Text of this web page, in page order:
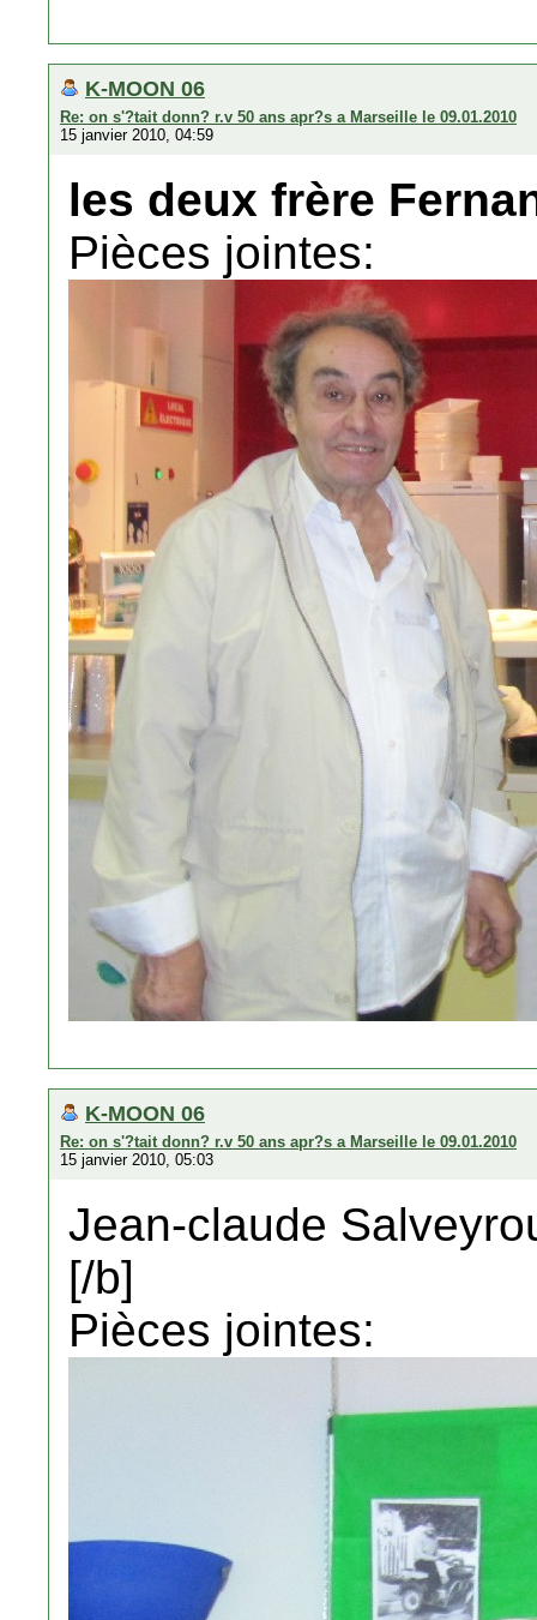
K-MOON 06
Re: on s'?tait donn? r.v 50 ans apr?s a Marseille le 09.01.2010
15 janvier 2010, 04:59
les deux frère
Pièces jointes:
K-MOON 06
Re: on s'?tait donn? r.v 50 ans apr?s a Marseille le 09.01.2010
15 janvier 2010, 05:03
Jean-claude
[/b]
Pièces jointes: